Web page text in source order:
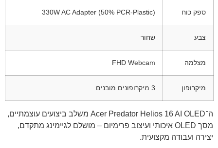
ספק כוח 330W AC Adapter (50% PCR-Plastic)
צבע שחור
מצלמה FHD Webcam
מיקרופון 3 מיקרופונים מובנים
ה־Acer Predator Helios 16 AI OLED משלב ביצועים עוצמתיים,
מסך OLED איכותי ועיצוב פרימיום – מושלם לגיימינג מתקדם,
יצירה ועבודה מקצועית.